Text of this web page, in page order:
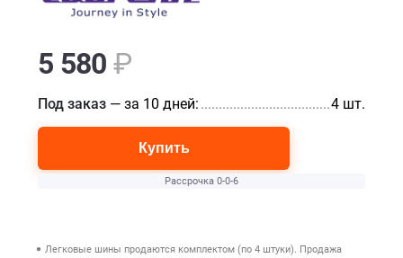
5 580₽
Под заказ — за 10 дней: 4 шт.
Купить
Рассрочка 0-0-6
Легковые шины продаются комплектом (по 4 штуки). Продажа